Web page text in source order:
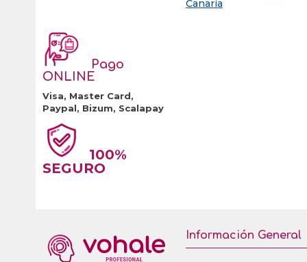
Canaria
Pago
ONLINE
Visa, Master Card,
Paypal, Bizum, Scalapay
100%
SEGURO
Información General